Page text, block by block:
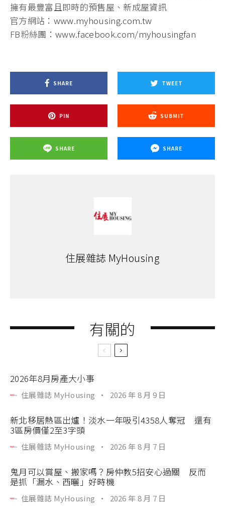
擁有最豐富且即時的預售屋、新成屋資訊
官方網站： www.myhousing.com.tw
FB粉絲團：www.facebook.com/myhousingfan
SHARE TWEET
PIN SUBMIT
SHARE SHARE
住展雜誌 MyHousing
有關的
2026年8月房產大小事
住展雜誌 MyHousing · 2026 年 8 月 9 日
新北移居熱區出爐！淡水一年吸引4358人奪冠 還有
3區房價僅2至3字頭
住展雜誌 MyHousing · 2026 年 8 月 7 日
鬼月可以賞屋、搬家嗎？房仲教5招安心過關 反而
是抓「漏水、西曬」好時機
住展雜誌 MyHousing · 2026 年 8 月 7 日